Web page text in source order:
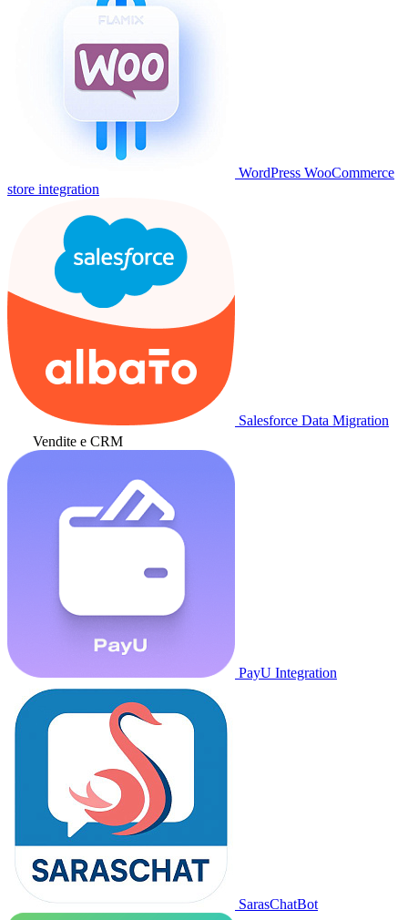
WordPress WooCommerce
store integration
Salesforce Data Migration
Vendite e CRM
PayU Integration
SarasChatBot